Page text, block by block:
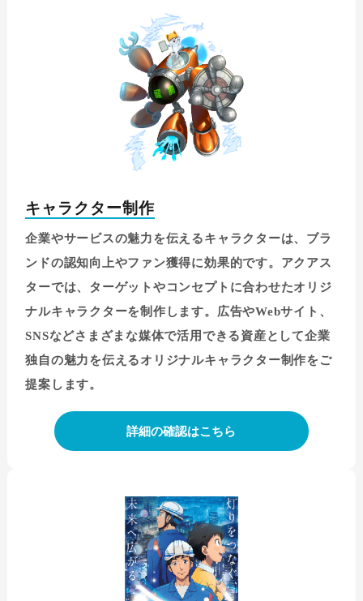
キャラクター制作
企業やサービスの魅力を伝えるキャラクターは、ブラ
ンドの認知向上やファン獲得に効果的です。アクアス
ターでは、ターゲットやコンセプトに合わせたオリジ
ナルキャラクターを制作します。広告やWebサイト、
SNSなどさまざまな媒体で活用できる資産として企業
独自の魅力を伝えるオリジナルキャラクター制作をご
提案します。
詳細の確認はこちら